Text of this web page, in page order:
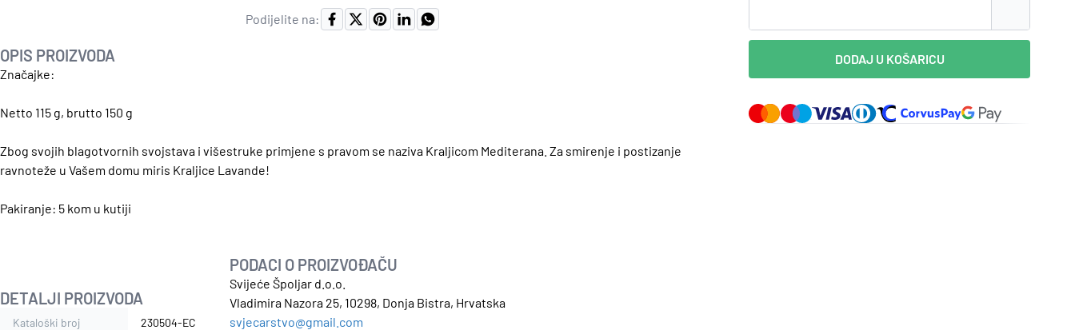
Podijelite na:
OPIS PROIZVODA
Značajke:
Netto 115 g, brutto 150 g
Zbog svojih blagotvornih svojstava i višestruke primjene s pravom se naziva Kraljicom Mediterana. Za smirenje i postizanje
ravnoteže u Vašem domu miris Kraljice Lavande!
Pakiranje: 5 kom u kutiji
DETALJI PROIZVODA
Kataloški broj 230504-EC
PODACI O PROIZVOĐAČU
Svijeće Špoljar d.o.o.
Vladimira Nazora 25, 10298, Donja Bistra, Hrvatska
svjecarstvo@gmail.com
DODAJ U KOŠARICU